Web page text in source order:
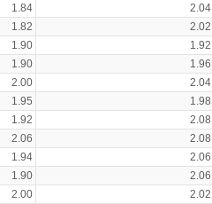
1.84 2.04
1.82 2.02
1.90 1.92
1.90 1.96
2.00 2.04
1.95 1.98
1.92 2.08
2.06 2.08
1.94 2.06
1.90 2.06
2.00 2.02